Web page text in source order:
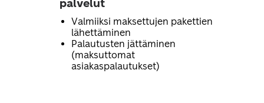
palvelut
Valmiiksi maksettujen pakettien
lähettäminen
Palautusten jättäminen
(maksuttomat
asiakaspalautukset)